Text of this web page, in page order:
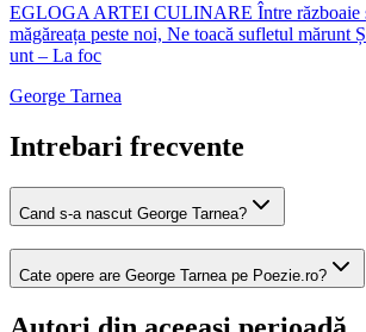
EGLOGA ARTEI CULINARE Între războaie
măgăreața peste noi, Ne toacă sufletul mărunt
unt – La foc
George Tarnea
Intrebari frecvente
Cand s-a nascut George Tarnea?
Cate opere are George Tarnea pe Poezie.ro?